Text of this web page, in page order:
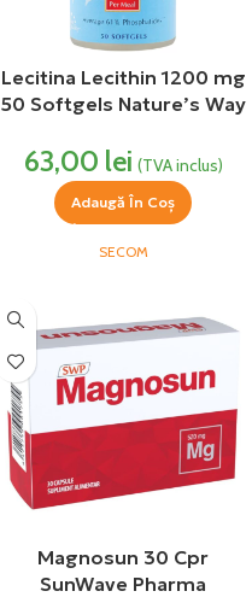
Lecitina Lecithin 1200 mg
50 Softgels Nature’s Way
63,00 lei (TVA inclus)
Adaugă În Coș
SECOM
Magnosun 30 Cpr
SunWave Pharma